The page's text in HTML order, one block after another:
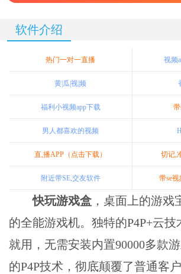
软件介绍
热门一对一直播 视频
黄|瓜|视|频
福利小视频app下载
男人都喜欢的视频
直,播APP（点击下载） 切记,
附近带SE,交友软件 带se视
快玩游戏盒 ，桌面上的游戏
的全能游戏机。独特的P4P+云技
就用，无需安装内置90000多款
的P4P技术，彻底颠覆了普通客